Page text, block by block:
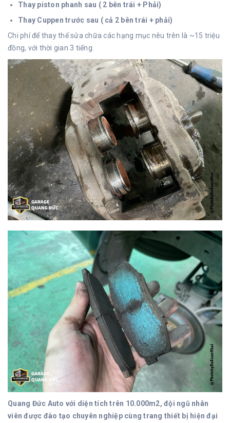
Thay piston phanh sau ( 2 bên trái + Phải)
Thay Cuppen trước sau ( cả 2 bên trái + phải)
Chi phí để thay thế sửa chữa các hạng mục nêu trên là ~15 triệu
đồng, với thời gian 3 tiếng.
Quang Đức Auto với diện tích trên 10.000m2, đội ngũ nhân
viên được đào tạo chuyên nghiệp cùng trang thiết bị hiện đại